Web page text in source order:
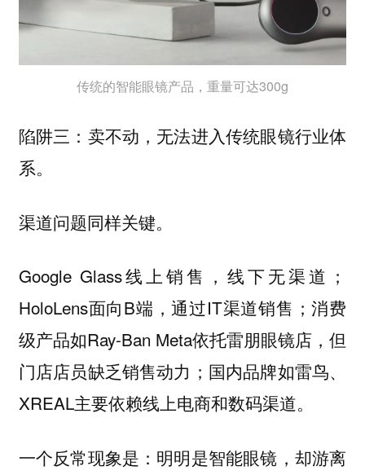
传统的智能眼镜产品，重量可达300g
陷阱三：卖不动，无法进入传统眼镜行业体
系。
渠道问题同样关键。
Google Glass线上销售，线下无渠道；
HoloLens面向B端，通过IT渠道销售；消费
级产品如Ray-Ban Meta依托雷朋眼镜店，但
门店店员缺乏销售动力；国内品牌如雷鸟、
XREAL主要依赖线上电商和数码渠道。
一个反常现象是：明明是智能眼镜，却游离